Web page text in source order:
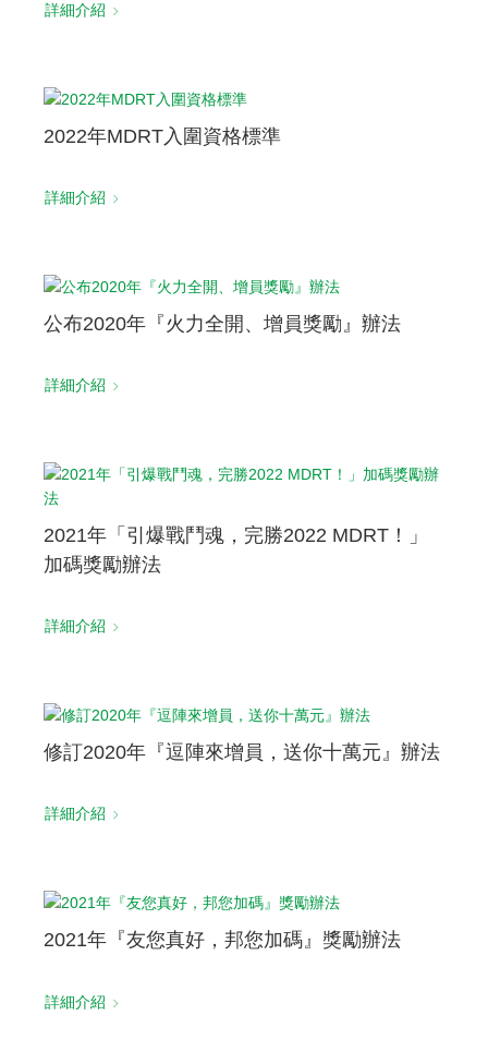
詳細介紹
2022年MDRT入圍資格標準
詳細介紹
公布2020年『火力全開、增員獎勵』辦法
詳細介紹
2021年「引爆戰鬥魂，完勝2022 MDRT！」
加碼獎勵辦法
詳細介紹
修訂2020年『逗陣來增員，送你十萬元』辦法
詳細介紹
2021年『友您真好，邦您加碼』獎勵辦法
詳細介紹